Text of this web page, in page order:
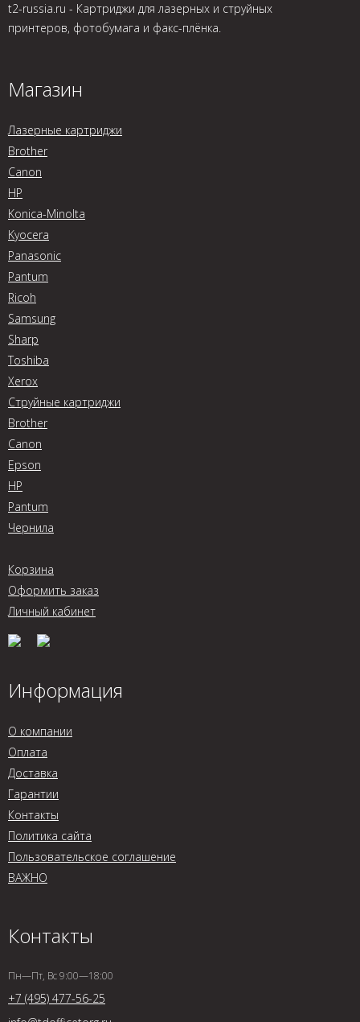
t2-russia.ru - Картриджи для лазерных и струйных
принтеров, фотобумага и факс-плёнка.
Магазин
Лазерные картриджи
Brother
Canon
HP
Konica-Minolta
Kyocera
Panasonic
Pantum
Ricoh
Samsung
Sharp
Toshiba
Xerox
Струйные картриджи
Brother
Canon
Epson
HP
Pantum
Чернила
Корзина
Оформить заказ
Личный кабинет
Информация
О компании
Оплата
Доставка
Гарантии
Контакты
Политика сайта
Пользовательское соглашение
ВАЖНО
Контакты
Пн—Пт, Вс 9:00—18:00
+7 (495) 477-56-25